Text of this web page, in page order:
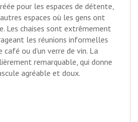
pour les espaces de détente,
espaces où les gens ont
Les chaises sont extrêmement
les réunions informelles
café ou d’un verre de vin. La
remarquable, qui donne
agréable et doux.